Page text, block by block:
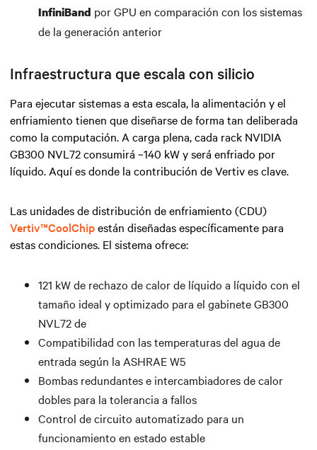
InfiniBand por GPU en comparación con los sistemas
de la generación anterior
Infraestructura que escala con silicio
Para ejecutar sistemas a esta escala, la alimentación y el
enfriamiento tienen que diseñarse de forma tan deliberada
como la computación. A carga plena, cada rack NVIDIA
GB300 NVL72 consumirá ~140 kW y será enfriado por
líquido. Aquí es donde la contribución de Vertiv es clave.
Las unidades de distribución de enfriamiento (CDU)
Vertiv™CoolChipestán diseñadas específicamente para
estas condiciones. El sistema ofrece:
121 kW de rechazo de calor de líquido a líquido con el
tamaño ideal y optimizado para el gabinete GB300
NVL72 de
Compatibilidad con las temperaturas del agua de
entrada según la ASHRAE W5
Bombas redundantes e intercambiadores de calor
dobles para la tolerancia a fallos
Control de circuito automatizado para un
funcionamiento en estado estable